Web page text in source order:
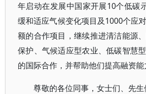
年启动在发展中国家开展10个低碳
缓和适应气候变化项目及1000个应
额的合作项目，继续推进清洁能源
保护、气候适应型农业、低碳智慧
的国际合作，并帮助他们提高融资能
尊敬的各位同事，女士们、先生